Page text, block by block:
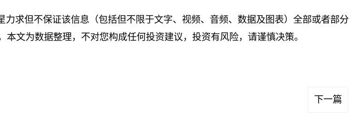
求但不保证该信息（包括但不限于文字、视频、音频、数据及图表）全部或者部分
文为数据整理，不对您构成任何投资建议，投资有风险，请谨慎决策。
下一篇